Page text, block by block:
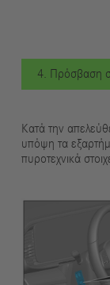
4. Πρόσβαση
Κατά την
υπόψη τα
πυροτεχνικά